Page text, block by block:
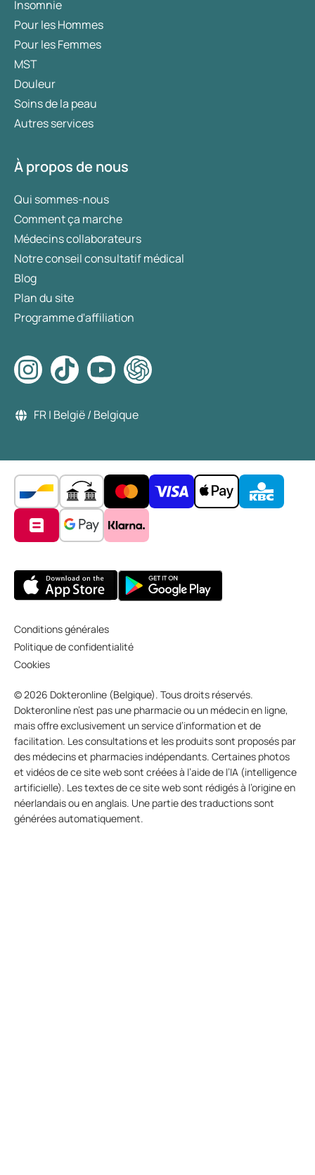
Insomnie
Pour les Hommes
Pour les Femmes
MST
Douleur
Soins de la peau
Autres services
À propos de nous
Qui sommes-nous
Comment ça marche
Médecins collaborateurs
Notre conseil consultatif médical
Blog
Plan du site
Programme d'affiliation
FR | België / Belgique
Conditions générales
Politique de confidentialité
Cookies
© 2026 Dokteronline (Belgique). Tous droits réservés.
Dokteronline n’est pas une pharmacie ou un médecin en ligne,
mais offre exclusivement un service d’information et de
facilitation. Les consultations et les produits sont proposés par
des médecins et pharmacies indépendants. Certaines photos
et vidéos de ce site web sont créées à l’aide de l’IA (intelligence
artificielle). Les textes de ce site web sont rédigés à l’origine en
néerlandais ou en anglais. Une partie des traductions sont
générées automatiquement.